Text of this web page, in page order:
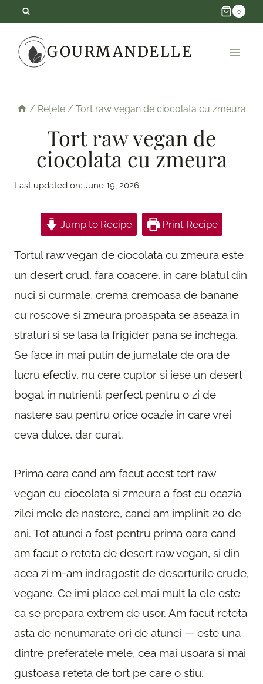
content
0
GOURMANDELLE
/ Rețete / Tort raw vegan de ciocolata cu zmeura
Tort raw vegan de
ciocolata cu zmeura
Last updated on: June 19, 2026
Jump to Recipe Print Recipe
Tortul raw vegan de ciocolata cu zmeura este
un desert crud, fara coacere, in care blatul din
nuci si curmale, crema cremoasa de banane
cu roscove si zmeura proaspata se aseaza in
straturi si se lasa la frigider pana se inchega.
Se face in mai putin de jumatate de ora de
lucru efectiv, nu cere cuptor si iese un desert
bogat in nutrienti, perfect pentru o zi de
nastere sau pentru orice ocazie in care vrei
ceva dulce, dar curat.
Prima oara cand am facut acest tort raw
vegan cu ciocolata si zmeura a fost cu ocazia
zilei mele de nastere, cand am implinit 20 de
ani. Tot atunci a fost pentru prima oara cand
am facut o reteta de desert raw vegan, si din
acea zi m-am indragostit de deserturile crude,
vegane. Ce imi place cel mai mult la ele este
ca se prepara extrem de usor. Am facut reteta
asta de nenumarate ori de atunci — este una
dintre preferatele mele, cea mai usoara si mai
gustoasa reteta de tort pe care o stiu.